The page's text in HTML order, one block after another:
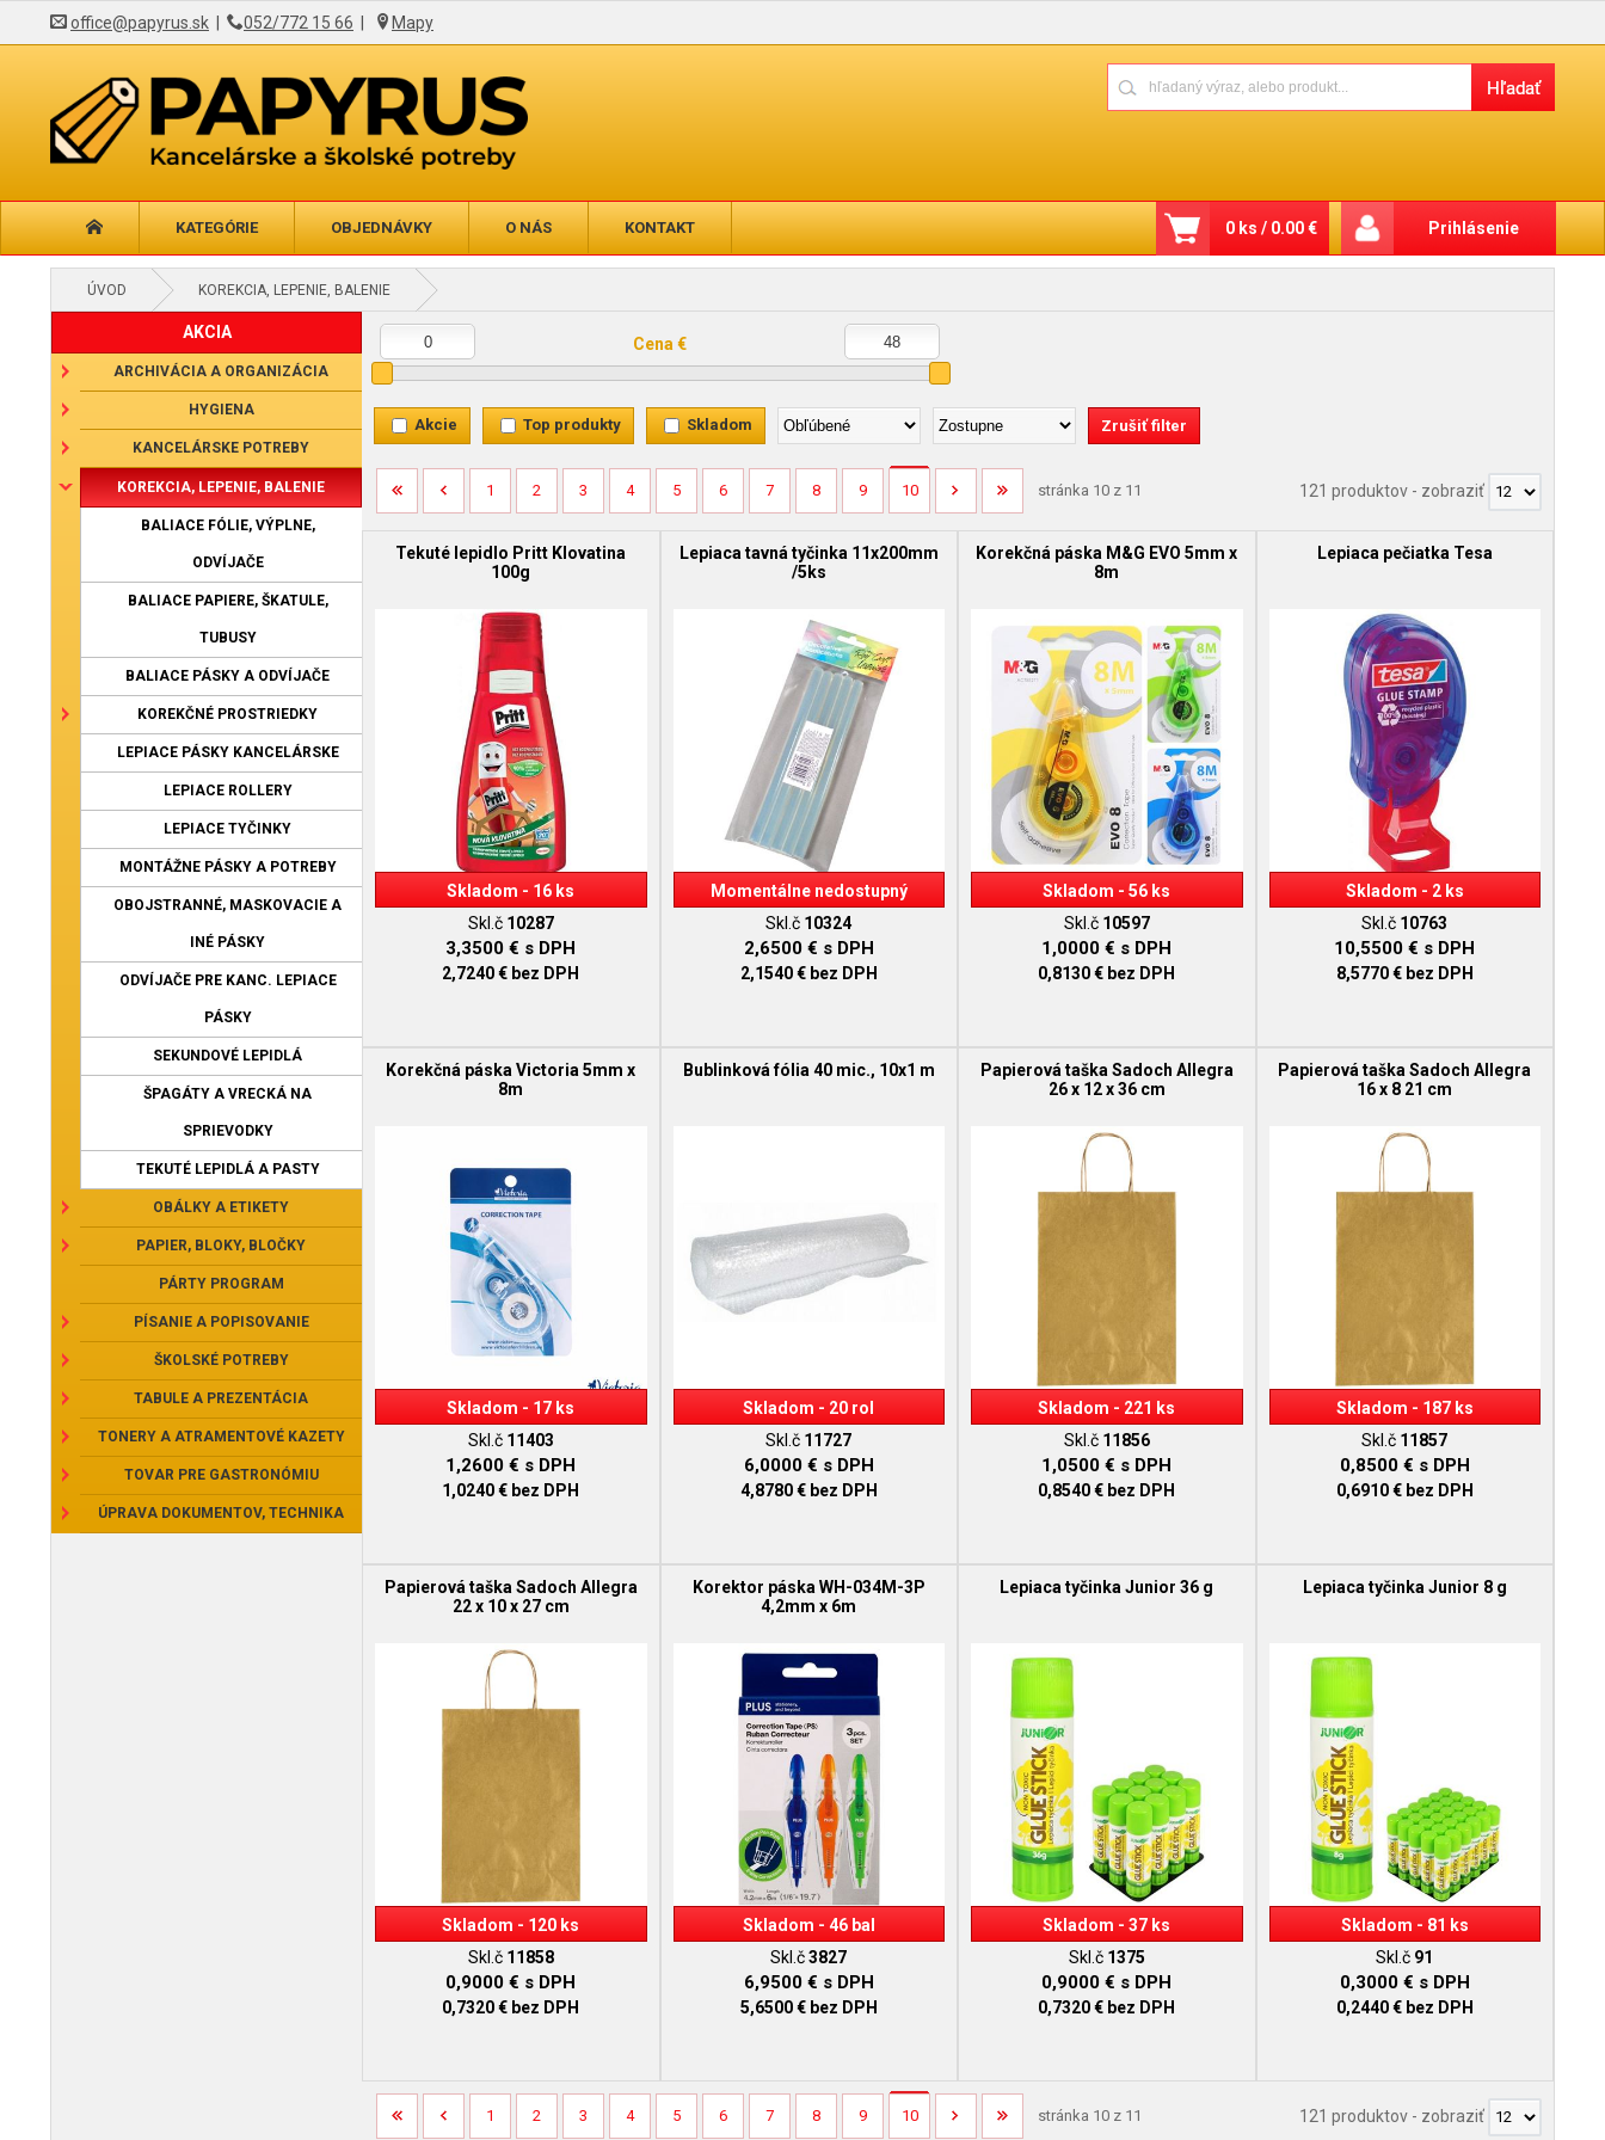
office@papyrus.sk 052/772 15 66 Mapy
KATEGÓRIE OBJEDNÁVKY O NÁS KONTAKT Prihlásenie
0 ks / 0.00 €
ÚVOD KOREKCIA, LEPENIE, BALENIE
AKCIA
ARCHIVÁCIA A ORGANIZÁCIA
HYGIENA
KANCELÁRSKE POTREBY
KOREKCIA, LEPENIE, BALENIE
BALIACE FÓLIE, VÝPLNE,
ODVÍJAČE
BALIACE PAPIERE, ŠKATULE,
TUBUSY
BALIACE PÁSKY A ODVÍJAČE
KOREKČNÉ PROSTRIEDKY
LEPIACE PÁSKY KANCELÁRSKE
LEPIACE ROLLERY
LEPIACE TYČINKY
MONTÁŽNE PÁSKY A POTREBY
OBOJSTRANNÉ, MASKOVACIE A
INÉ PÁSKY
ODVÍJAČE PRE KANC. LEPIACE
PÁSKY
SEKUNDOVÉ LEPIDLÁ
ŠPAGÁTY A VRECKÁ NA
SPRIEVODKY
TEKUTÉ LEPIDLÁ A PASTY
OBÁLKY A ETIKETY
PAPIER, BLOKY, BLOČKY
PÁRTY PROGRAM
PÍSANIE A POPISOVANIE
ŠKOLSKÉ POTREBY
TABULE A PREZENTÁCIA
TONERY A ATRAMENTOVÉ KAZETY
TOVAR PRE GASTRONÓMIU
ÚPRAVA DOKUMENTOV, TECHNIKA
Cena €
Akcie Top produkty Skladom
1 2 3 4 5 6 7 8 9 10 stránka 10 z 11 121 produktov - zobraziť
Tekuté lepidlo Pritt Klovatina
100g
Skladom - 16 ks
Skl.č 10287
3,3500 € s DPH
2,7240 € bez DPH
Lepiaca tavná tyčinka 11x200mm
/5ks
Momentálne nedostupný
Skl.č 10324
2,6500 € s DPH
2,1540 € bez DPH
Korekčná páska M&G EVO 5mm x
8m
Skladom - 56 ks
Skl.č 10597
1,0000 € s DPH
0,8130 € bez DPH
Lepiaca pečiatka Tesa
Skladom - 2 ks
Skl.č 10763
10,5500 € s DPH
8,5770 € bez DPH
Korekčná páska Victoria 5mm x
8m
Skladom - 17 ks
Skl.č 11403
1,2600 € s DPH
1,0240 € bez DPH
Bublinková fólia 40 mic., 10x1 m
Skladom - 20 rol
Skl.č 11727
6,0000 € s DPH
4,8780 € bez DPH
Papierová taška Sadoch Allegra
26 x 12 x 36 cm
Skladom - 221 ks
Skl.č 11856
1,0500 € s DPH
0,8540 € bez DPH
Papierová taška Sadoch Allegra
16 x 8 21 cm
Skladom - 187 ks
Skl.č 11857
0,8500 € s DPH
0,6910 € bez DPH
Papierová taška Sadoch Allegra
22 x 10 x 27 cm
Skladom - 120 ks
Skl.č 11858
0,9000 € s DPH
0,7320 € bez DPH
Korektor páska WH-034M-3P
4,2mm x 6m
Skladom - 46 bal
Skl.č3827
6,9500 € s DPH
5,6500 € bez DPH
Lepiaca tyčinka Junior 36 g
Skladom - 37 ks
Skl.č 1375
0,9000 € s DPH
0,7320 € bez DPH
Lepiaca tyčinka Junior 8 g
Skladom - 81 ks
Skl.č 91
0,3000 € s DPH
0,2440 € bez DPH
1 2 3 4 5 6 7 8 9 10 stránka 10 z 11 121 produktov - zobraziť